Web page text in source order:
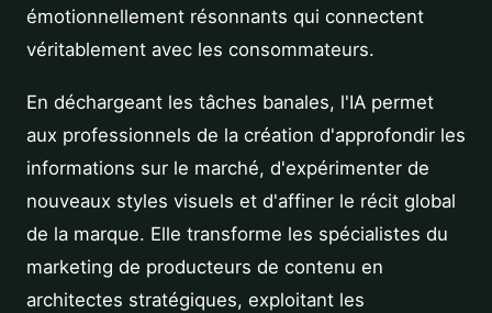
émotionnellement résonnants qui connectent
véritablement avec les consommateurs.
En déchargeant les tâches banales, l'IA permet
aux professionnels de la création d'approfondir les
informations sur le marché, d'expérimenter de
nouveaux styles visuels et d'affiner le récit global
de la marque. Elle transforme les spécialistes du
marketing de producteurs de contenu en
architectes stratégiques, exploitant les